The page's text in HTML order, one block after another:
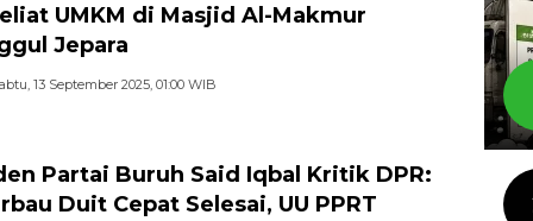
UMKM di Masjid Al-Makmur
Jepara
13 September 2025, 01:00 WIB
Partai Buruh Said Iqbal Kritik DPR:
Duit Cepat Selesai, UU PPRT